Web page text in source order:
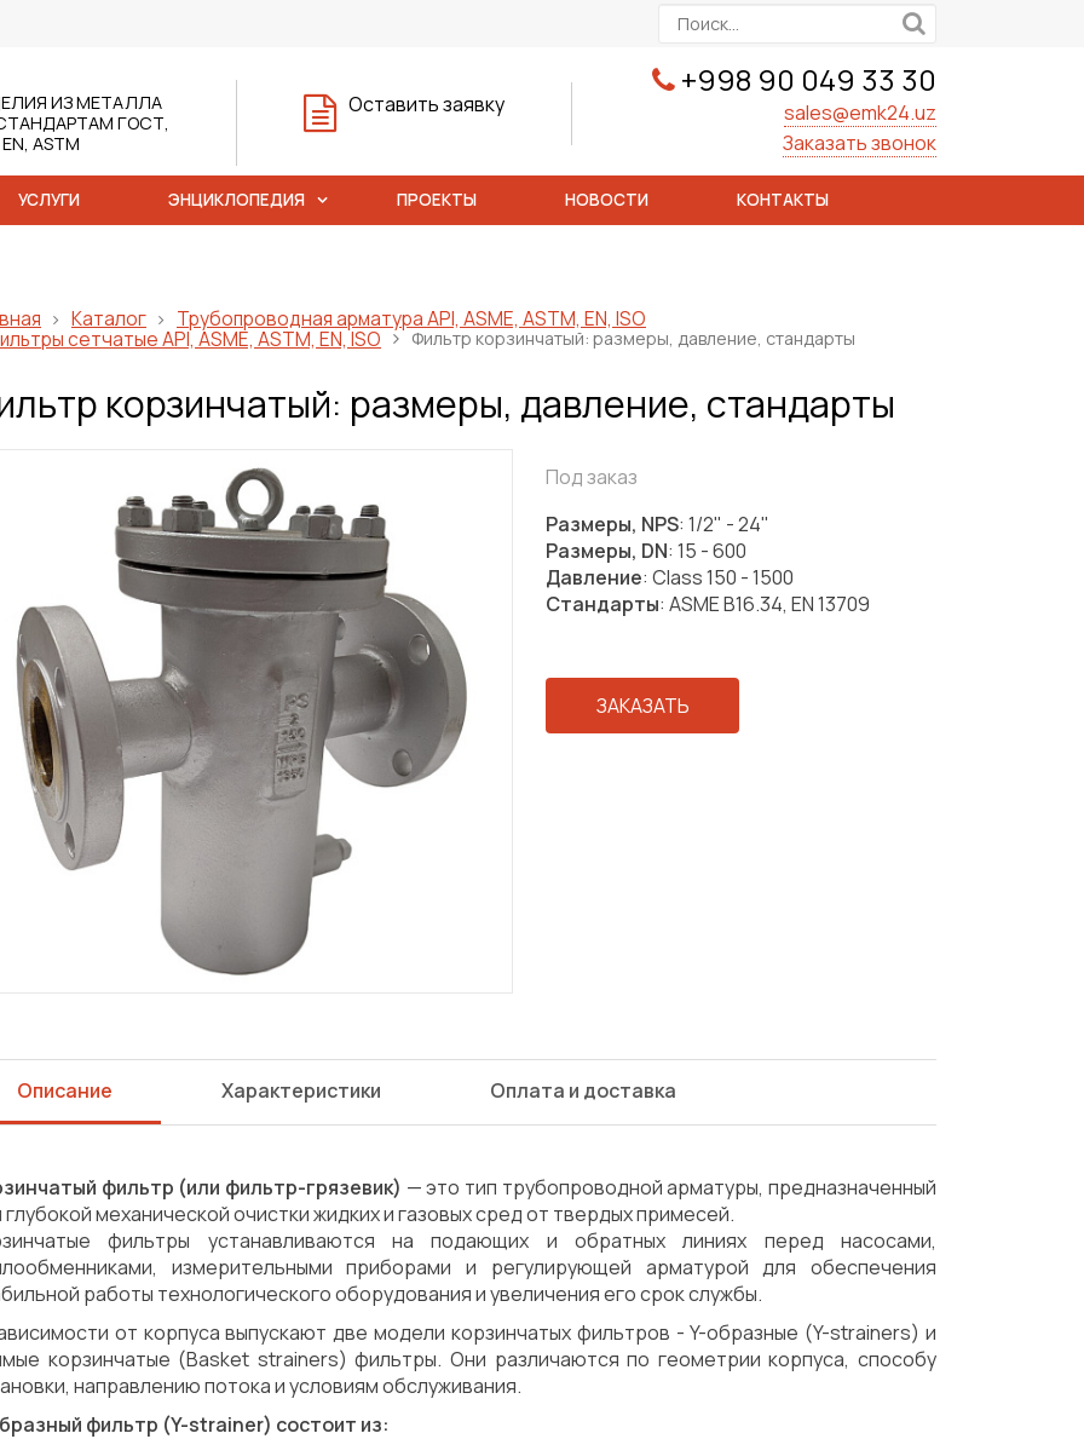
+998 90 049 33 30
sales@emk24.uz
Заказать звонок
Оставить заявку
ИЗ МЕТАЛЛА
ГОСТ,
ASTM
УСЛУГИ ЭНЦИКЛОПЕДИЯ ПРОЕКТЫ НОВОСТИ КОНТАКТЫ
Каталог Трубопроводная арматура API, ASME, ASTM, EN, ISO
сетчатые API, ASME, ASTM, EN, ISO Фильтр корзинчатый: размеры, давление, стандарты
корзинчатый: размеры, давление, стандарты
Под заказ
Размеры, NPS: 1/2" - 24"
Размеры, DN: 15 - 600
Давление: Class 150 - 1500
Стандарты: ASME B16.34, EN 13709
ЗАКАЗАТЬ
Описание Характеристики Оплата и доставка
фильтр (или фильтр-грязевик) — это тип трубопроводной арматуры, предназначенный
глубокой механической очистки жидких и газовых сред от твердых примесей.
фильтры устанавливаются на подающих и обратных линиях перед насосами,
измерительными приборами и регулирующей арматурой для обеспечения
работы технологического оборудования и увеличения его срок службы.
от корпуса выпускают две модели корзинчатых фильтров - Y-образные (Y-strainers) и
корзинчатые (Basket strainers) фильтры. Они различаются по геометрии корпуса, способу
направлению потока и условиям обслуживания.
фильтр (Y-strainer) состоит из: